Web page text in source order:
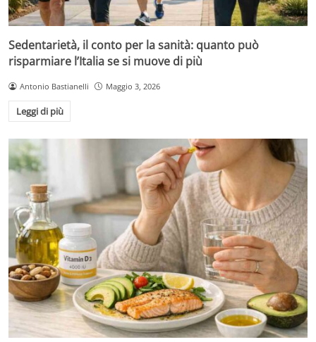
Sedentarietà, il conto per la sanità: quanto può
risparmiare l’Italia se si muove di più
Antonio Bastianelli Maggio 3, 2026
Leggi di più